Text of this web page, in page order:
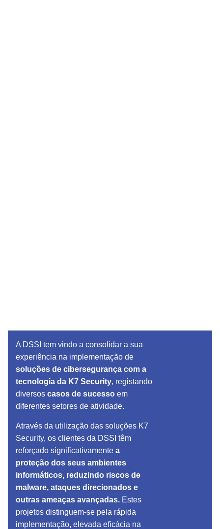
A DSSI tem vindo a consolidar a sua
experiência na implementação de
soluções de cibersegurança com a
tecnologia da K7 Security, registando
diversos casos de sucesso em
diferentes setores de atividade.
Através da utilização das soluções K7
Security, os clientes da DSSI têm
reforçado significativamente a
proteção dos seus ambientes
informáticos, reduzindo riscos de
malware, ataques direcionados e
outras ameaças avançadas. Estes
projetos distinguem-se pela rápida
implementação, elevada eficácia na